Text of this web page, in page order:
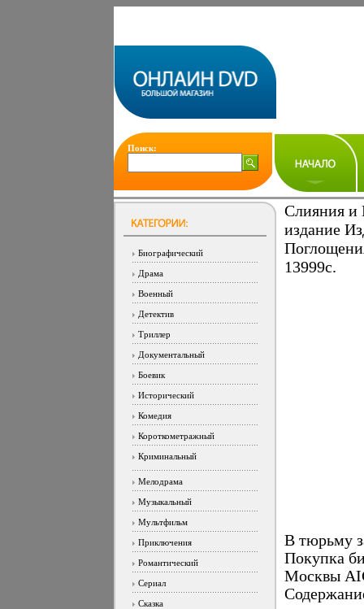
Поиск:
Биографический
Драма
Военный
Детектив
Триллер
Документальный
Боевик
Исторический
Комедия
Короткометражный
Криминальный
Мелодрама
Музыкальный
Мультфильм
Приключения
Романтический
Сериал
Сказка
Слияния и
издание
13999c.
В тюрьму
Покупка
Москвы